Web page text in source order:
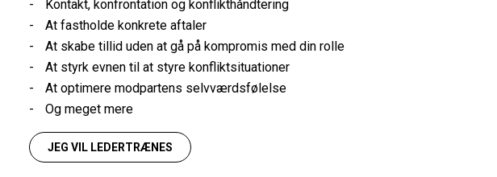
Kontakt, konfrontation og konflikthåndtering
At fastholde konkrete aftaler
At skabe tillid uden at gå på kompromis med din rolle
At styrk evnen til at styre konfliktsituationer
At optimere modpartens selvværdsfølelse
Og meget mere
JEG VIL LEDERTRÆNES